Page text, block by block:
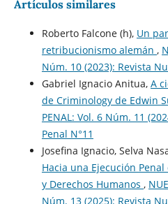
Artículos similares
Roberto Falcone (h), Un
retribucionismo alemán ,
Núm. 10 (2023): Revista
Gabriel Ignacio Anitua, A
de Criminology de Edwin
PENAL: Vol. 6 Núm. 11
Penal N°11
Josefina Ignacio, Selva
Hacia una Ejecución
y Derechos Humanos ,
Núm. 13 (2025): Revista